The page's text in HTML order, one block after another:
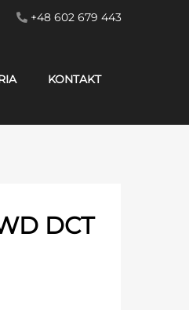
+48 602 679 443
KONTAKT
DCT